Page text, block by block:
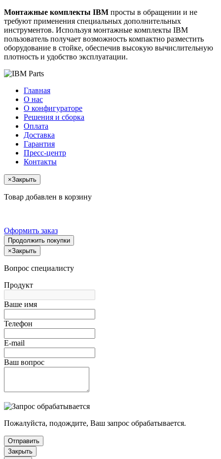
Монтажные комплекты IBM просты в обращении и не
требуют применения специальных дополнительных
инструментов. Используя монтажные комплекты IBM
пользователь получает возможность компактно разместить
оборудование в стойке, обеспечив высокую вычислительную
плотность и удобство эксплуатации.
Главная
О нас
О конфигураторе
Решения и сборка
Оплата
Доставка
Гарантия
Пресс-центр
Контакты
×Закрыть
Товар добавлен в корзину
Оформить заказ
Продолжить покупки
×Закрыть
Вопрос специалисту
Продукт
Ваше имя
Телефон
E-mail
Ваш вопрос
Пожалуйста, подождите, Ваш запрос обрабатывается.
Отправить
Закрыть